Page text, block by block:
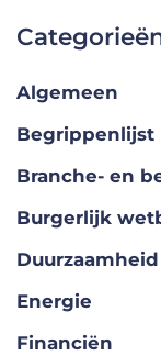
Algemeen
Begrippenlijst
Branche- en
Burgerlijk
Duurzaamheid
Energie
Financiën